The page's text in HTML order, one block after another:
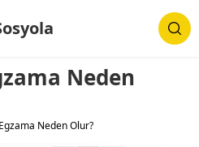
Neden
Neden Olur?